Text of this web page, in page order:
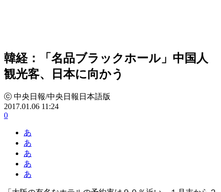
韓経：「名品ブラックホール」中国人
観光客、日本に向かう
ⓒ 中央日報/中央日報日本語版
2017.01.06 11:24
0
あ
あ
あ
あ
あ